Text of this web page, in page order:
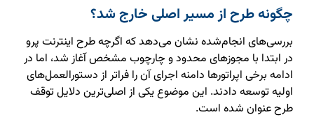
چگونه طرح از مسیر اصلی خارج شد؟
بررسی‌های انجام‌شده نشان می‌دهد که اگرچه طرح اینترنت پرو
در ابتدا با مجوزهای محدود و چارچوب مشخص آغاز شد، اما در
ادامه برخی اپراتورها دامنه اجرای آن را فراتر از دستورالعمل‌های
اولیه توسعه دادند. این موضوع یکی از اصلی‌ترین دلایل توقف
طرح عنوان شده است.